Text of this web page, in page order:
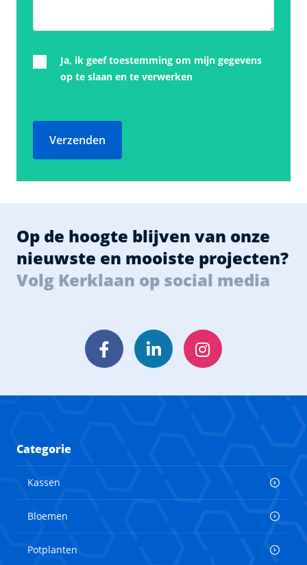
Ja, ik geef toestemming om mijn gegevens
op te slaan en te verwerken
Verzenden
Op de hoogte blijven van onze
nieuwste en mooiste projecten?
Volg Kerklaan op social media
FacebookLinkedInInstagram
Categorie
Kassen
Bloemen
Potplanten